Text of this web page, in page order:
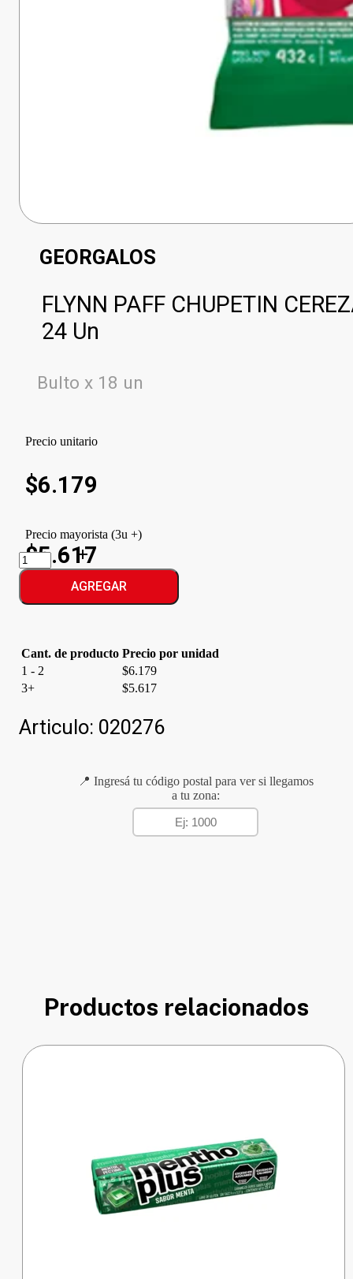
GEORGALOS
FLYNN PAFF CHUPETIN
24 Un
Bulto x 18 un
Precio unitario
$6.179
Precio mayorista (3u +)
$5.617
FLYNN
PAFF
CHUPETIN
cantidad
AGREGAR
Cant. de producto Precio por unidad
1 - 2
$6.179
3+
$5.617
Articulo: 020276
📍 Ingresá tu código postal para ver si llegamos
a tu zona:
Productos relacionados